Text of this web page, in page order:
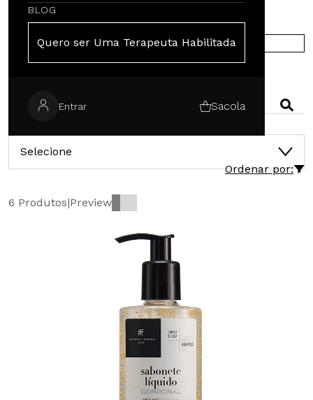
BLOG
Quero ser Uma Terapeuta Habilitada
Entrar Sacola
COMPRE NA EUROPA
Selecione
Ordenar por:
6 Produtos|Preview